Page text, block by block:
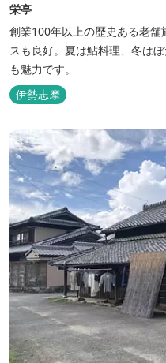
栄亭
創業100年以上の歴史ある老
スも良好。夏は鮎料理、冬は
も魅力です。
伊勢志摩